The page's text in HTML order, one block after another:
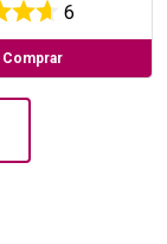
6
Comprar